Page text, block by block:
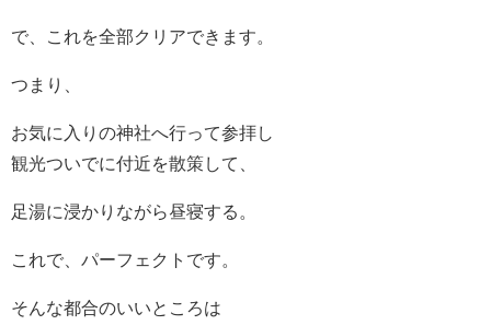
で、これを全部クリアできます。
つまり、
お気に入りの神社へ行って参拝し
観光ついでに付近を散策して、
足湯に浸かりながら昼寝する。
これで、パーフェクトです。
そんな都合のいいところは